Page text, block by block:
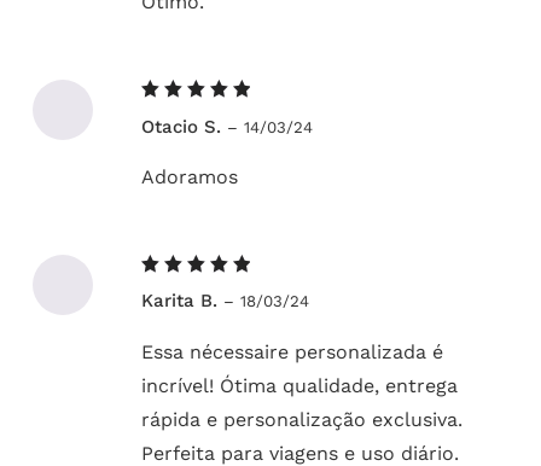
5de 5
Otacio S. – 14/03/24
Adoramos
5de 5
Karita B. – 18/03/24
Essa nécessaire personalizada é
incrível! Ótima qualidade, entrega
rápida e personalização exclusiva.
Perfeita para viagens e uso diário.